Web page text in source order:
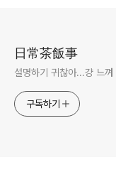
日常茶飯事
설명하기 귀찮아...걍 느껴
구독하기